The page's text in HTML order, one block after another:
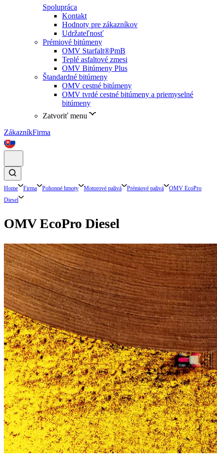
Spolupráca
Kontakt
Hodnoty pre zákazníkov
Udržateľnosť
Prémiové bitúmeny
OMV Starfalt®PmB
Teplé asfaltové zmesi
OMV Bitúmeny Plus
Štandardné bitúmeny
OMV cestné bitúmeny
OMV tvrdé cestné bitúmeny a priemyselné
bitúmeny
Zatvoriť menu
ZákazníkFirma
Home Firma Pohonné hmoty Motorové palivá Prémiové palivá
OMV EcoPro
Diesel
OMV EcoPro Diesel